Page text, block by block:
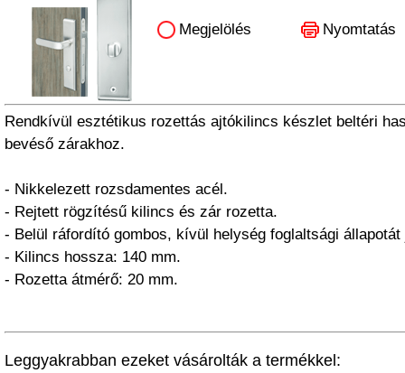
Megjelölés Nyomtatás
Rendkívül esztétikus rozettás ajtókilincs készlet beltéri
bevéső zárakhoz.
- Nikkelezett rozsdamentes acél.
- Rejtett rögzítésű kilincs és zár rozetta.
- Belül ráfordító gombos, kívül helység foglaltsági
- Kilincs hossza: 140 mm.
- Rozetta átmérő: 20 mm.
Leggyakrabban ezeket vásárolták a termékkel: